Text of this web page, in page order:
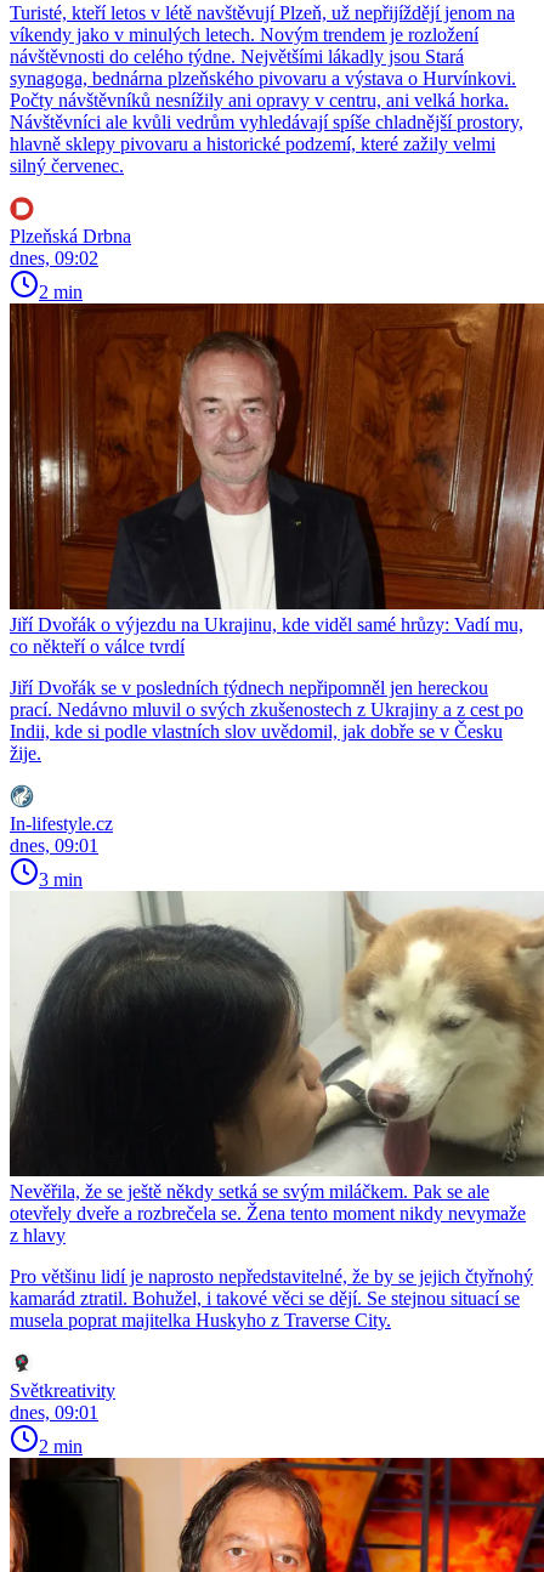
Turisté, kteří letos v létě navštěvují Plzeň, už nepřijíždějí jenom na
víkendy jako v minulých letech. Novým trendem je rozložení
návštěvnosti do celého týdne. Největšími lákadly jsou Stará
synagoga, bednárna plzeňského pivovaru a výstava o Hurvínkovi.
Počty návštěvníků nesnížily ani opravy v centru, ani velká horka.
Návštěvníci ale kvůli vedrům vyhledávají spíše chladnější prostory,
hlavně sklepy pivovaru a historické podzemí, které zažily velmi
silný červenec.
Plzeňská Drbna
dnes, 09:02
2 min
Jiří Dvořák o výjezdu na Ukrajinu, kde viděl samé hrůzy: Vadí mu,
co někteří o válce tvrdí
Jiří Dvořák se v posledních týdnech nepřipomněl jen hereckou
prací. Nedávno mluvil o svých zkušenostech z Ukrajiny a z cest po
Indii, kde si podle vlastních slov uvědomil, jak dobře se v Česku
žije.
In-lifestyle.cz
dnes, 09:01
3 min
Nevěřila, že se ještě někdy setká se svým miláčkem. Pak se ale
otevřely dveře a rozbrečela se. Žena tento moment nikdy nevymaže
z hlavy
Pro většinu lidí je naprosto nepředstavitelné, že by se jejich čtyřnohý
kamarád ztratil. Bohužel, i takové věci se dějí. Se stejnou situací se
musela poprat majitelka Huskyho z Traverse City.
Světkreativity
dnes, 09:01
2 min